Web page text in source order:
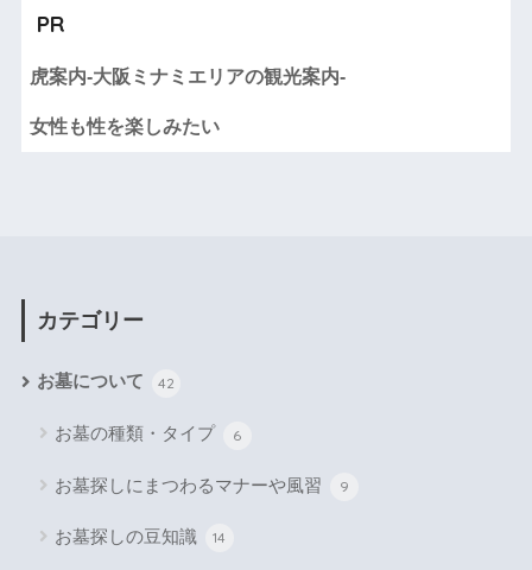
PR
虎案内-大阪ミナミエリアの観光案内-
女性も性を楽しみたい
カテゴリー
お墓について 42
お墓の種類・タイプ 6
お墓探しにまつわるマナーや風習 9
お墓探しの豆知識 14